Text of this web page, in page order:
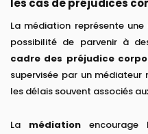
les cas de préjudices
La médiation représente
possibilité de parvenir à
cadre des préjudice
supervisée par un médiateur
les délais souvent associés
La médiationencourage